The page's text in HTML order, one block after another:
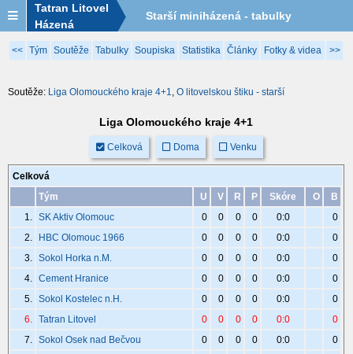
Tatran Litovel
Házená
Starší miniházená - tabulky
2025/2026
<< Tým Soutěže Tabulky Soupiska Statistika Články Fotky & videa >>
Soutěže: Liga Olomouckého kraje 4+1, O litovelskou štiku - starší
Liga Olomouckého kraje 4+1
Celková Doma Venku
Celková
Tým
U V R P Skóre O
B
1.
SK Aktiv Olomouc 0 0 0 0 0:0
0
2.
HBC Olomouc 1966 0 0 0 0 0:0
0
3.
Sokol Horka n.M. 0 0 0 0 0:0
0
4.
Cement Hranice 0 0 0 0 0:0
0
5.
Sokol Kostelec n.H. 0 0 0 0 0:0
0
6.
Tatran Litovel 0 0 0 0 0:0
0
7.
Sokol Osek nad Bečvou 0 0 0 0 0:0
0